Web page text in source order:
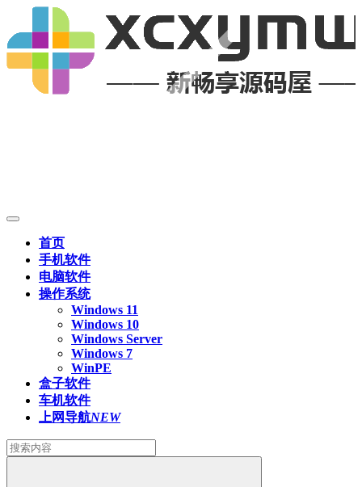
首页
手机软件
电脑软件
操作系统
Windows 11
Windows 10
Windows Server
Windows 7
WinPE
盒子软件
车机软件
上网导航NEW